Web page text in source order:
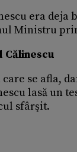
era deja
Ministru
Călinescu
se afla,
lasă un
sfârşit.